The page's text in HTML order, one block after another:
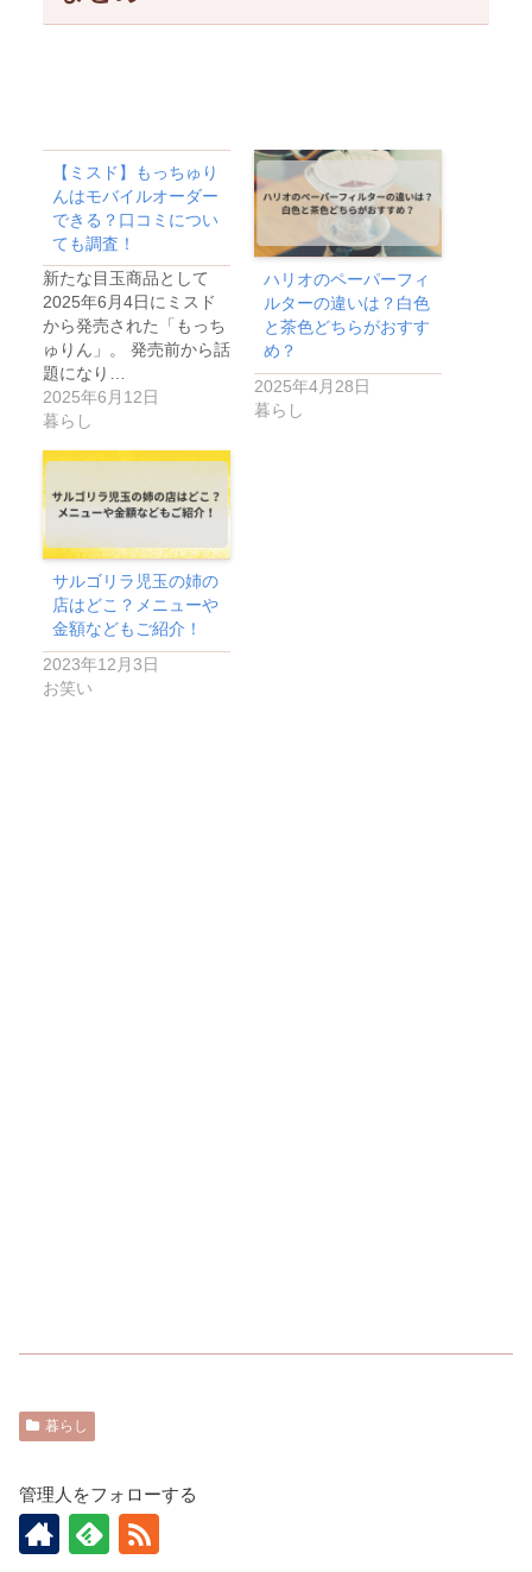
【ミスド】もっちゅり
んはモバイルオーダー
できる？口コミについ
ても調査！
新たな目玉商品として
2025年6月4日にミスド
から発売された「もっち
ゅりん」。 発売前から話
題になり…
2025年6月12日
暮らし
ハリオのペーパーフィ
ルターの違いは？白色
と茶色どちらがおすす
め？
2025年4月28日
暮らし
サルゴリラ児玉の姉の
店はどこ？メニューや
金額などもご紹介！
2023年12月3日
お笑い
暮らし
管理人をフォローする